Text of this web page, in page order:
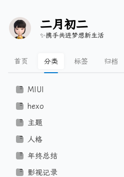
二月初二
✨携手共进梦想新生活
首页 分类 标签 归档
MIUI
hexo
主题
人格
年终总结
影视记录